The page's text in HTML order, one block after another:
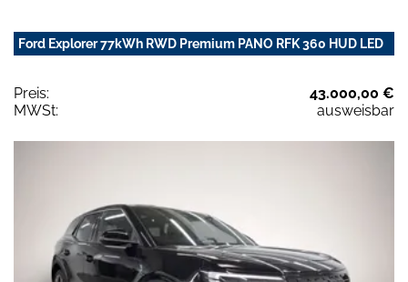
Ford Explorer 77kWh RWD Premium PANO RFK 360 HUD LED
Preis:
43.000,00 €
MWSt:
ausweisbar